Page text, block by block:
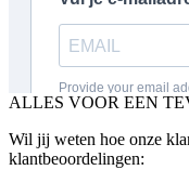
ALLES VOOR EEN
Wil jij weten hoe onze
klantbeoordelingen: